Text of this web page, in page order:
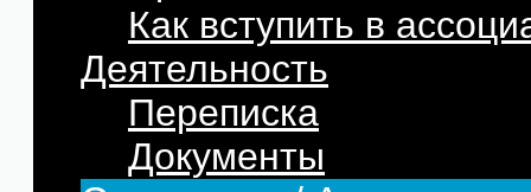
Как вступить в
Деятельность
Переписка
Документы